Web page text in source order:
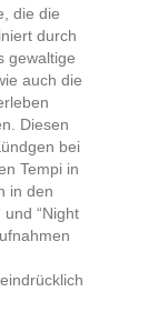
die die
durch
gewaltige
auch die
Diesen
bei
Tempi in
in den
und “Night